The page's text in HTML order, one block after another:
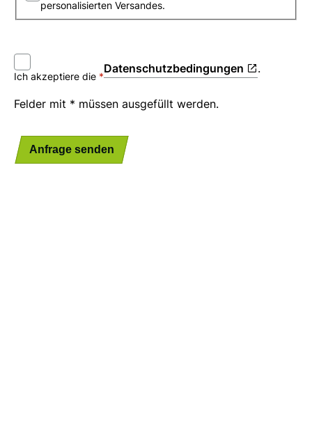
personalisierten Versandes.
Ich akzeptiere die
Datenschutzbedingungen .
Felder mit * müssen ausgefüllt werden.
Anfrage senden